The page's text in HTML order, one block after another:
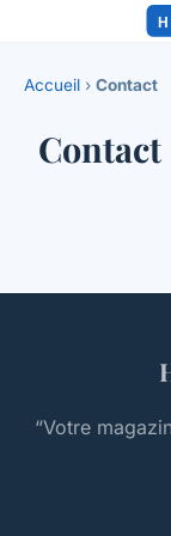
Accueil › Contact
Contact
“Votre